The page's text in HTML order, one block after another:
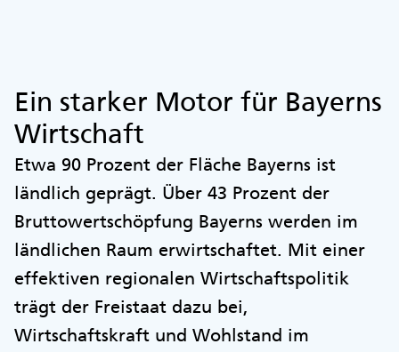
Ein starker Motor für Bayerns
Wirtschaft
Etwa 90 Prozent der Fläche Bayerns ist
ländlich geprägt. Über 43 Prozent der
Bruttowertschöpfung Bayerns werden im
ländlichen Raum erwirtschaftet. Mit einer
effektiven regionalen Wirtschaftspolitik
trägt der Freistaat dazu bei,
Wirtschaftskraft und Wohlstand im